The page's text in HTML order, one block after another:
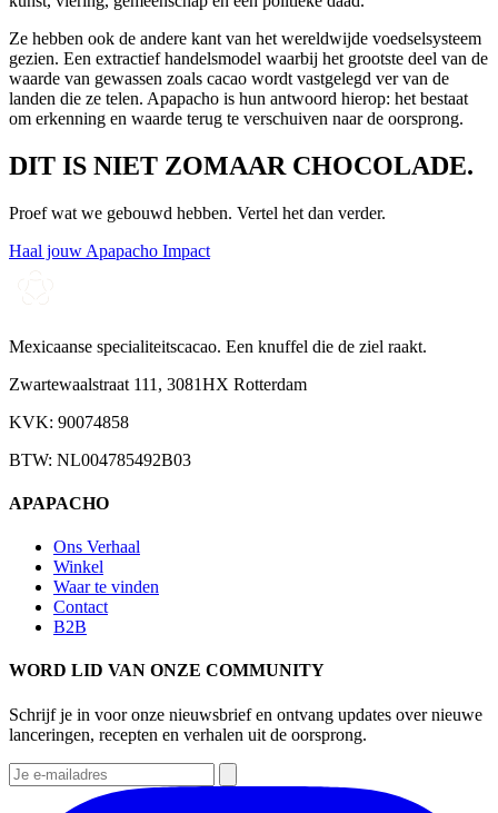
Ze hebben ook de andere kant van het wereldwijde voedselsysteem
gezien. Een extractief handelsmodel waarbij het grootste deel van de
waarde van gewassen zoals cacao wordt vastgelegd ver van de
landen die ze telen. Apapacho is hun antwoord hierop: het bestaat
om erkenning en waarde terug te verschuiven naar de oorsprong.
DIT IS NIET ZOMAAR CHOCOLADE.
Proef wat we gebouwd hebben. Vertel het dan verder.
Haal jouw Apapacho Impact
Mexicaanse specialiteitscacao. Een knuffel die de ziel raakt.
Zwartewaalstraat 111, 3081HX Rotterdam
KVK: 90074858
BTW: NL004785492B03
APAPACHO
Ons Verhaal
Winkel
Waar te vinden
Contact
B2B
WORD LID VAN ONZE COMMUNITY
Schrijf je in voor onze nieuwsbrief en ontvang updates over nieuwe
lanceringen, recepten en verhalen uit de oorsprong.